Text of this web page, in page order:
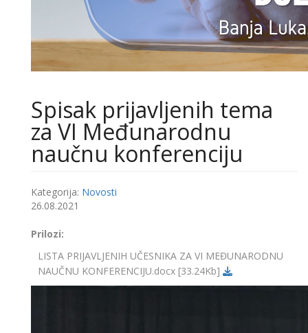
Spisak prijavljenih tema
za VI Međunarodnu
naučnu konferenciju
Kategorija: Novosti
26.08.2021
Prilozi:
LISTA PRIJAVLJENIH UČESNIKA ZA VI MEĐUNARODNU
NAUČNU KONFERENCIJU.docx [33.24Kb]